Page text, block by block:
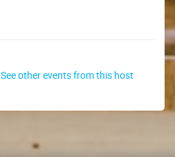
See other events from this host